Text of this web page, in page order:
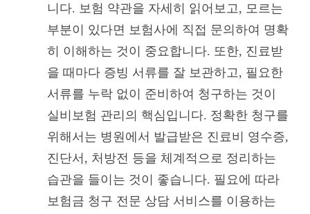
니다. 보험 약관을 자세히 읽어보고, 모르는
부분이 있다면 보험사에 직접 문의하여 명확
히 이해하는 것이 중요합니다. 또한, 진료받
을 때마다 증빙 서류를 잘 보관하고, 필요한
서류를 누락 없이 준비하여 청구하는 것이
실비보험 관리의 핵심입니다. 정확한 청구를
위해서는 병원에서 발급받은 진료비 영수증,
진단서, 처방전 등을 체계적으로 정리하는
습관을 들이는 것이 좋습니다. 필요에 따라
보험금 청구 전문 상담 서비스를 이용하는